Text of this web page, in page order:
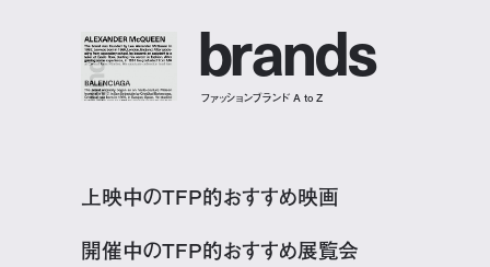
brands
ファッションブランド A to Z
上映中のTFP的おすすめ映画
開催中のTFP的おすすめ展覧会